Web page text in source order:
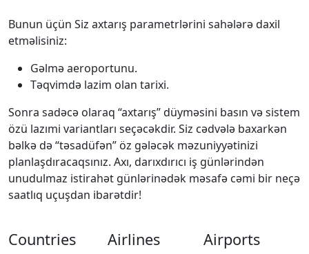
Bunun üçün Siz axtarış parametrlərini sahələrə daxil
etməlisiniz:
Gəlmə aeroportunu.
Təqvimdə lazim olan tarixi.
Sonra sadəcə olaraq “axtarış” düyməsini basın və sistem
özü lazımi variantları seçəcəkdir. Siz cədvələ baxarkən
bəlkə də “təsadüfən” öz gələcək məzuniyyətinizi
planlaşdıracaqsınız. Axı, darıxdırıcı iş günlərindən
unudulmaz istirahət günlərinədək məsafə cəmi bir neçə
saatlıq uçuşdan ibarətdir!
Countries Airlines Airports